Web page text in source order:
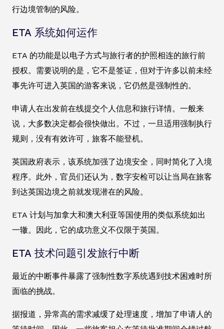
行边境管制的风险。
ETA 系统如何运作
ETA 的功能是以电子方式与旅行者的护照相连的旅行前
授权。需要说明的是，它不是签证，但对于许多以前未经
事先许可进入英国的游客来说，它仍然是强制性的。
申请人在出发前在线提交个人信息和旅行详情。一般来
说，大多数决定都会很快做出。不过，一旦适用强制执行
规则，没有有效许可，旅客不能登机。
英国政府表示，该系统加强了边境安全，同时简化了入境
程序。此外，官员们还认为，数字安检可以让当局在旅客
到达英国边境之前就发现潜在的风险。
ETA 计划与加拿大和澳大利亚等国使用的类似系统如出
一辙。因此，它的成功意义不仅限于英国。
ETA 技术问题引发旅行中断
最近的中断事件暴露了强制性数字系统遇到技术困难时所
面临的挑战。
据报道，异常高的需求减缓了处理速度，增加了申请人的